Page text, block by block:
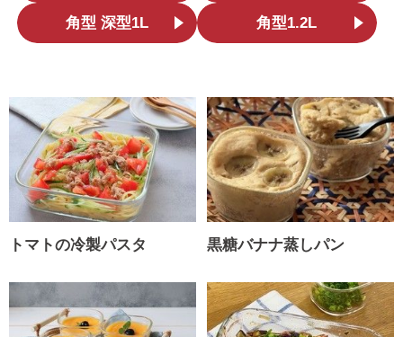
角型 深型1L 角型1.2L
トマトの冷製パスタ 黒糖バナナ蒸しパン